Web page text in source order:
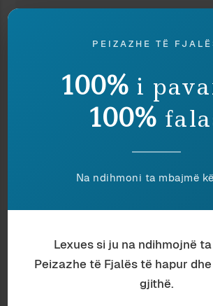
TË NGJASHME
PEIZAZHE TË
100% i
100%
Na ndihmoni ta mbajmë
Lexues si ju na ndihmojnë
Peizazhe të Fjalës të hapur
gjithë.